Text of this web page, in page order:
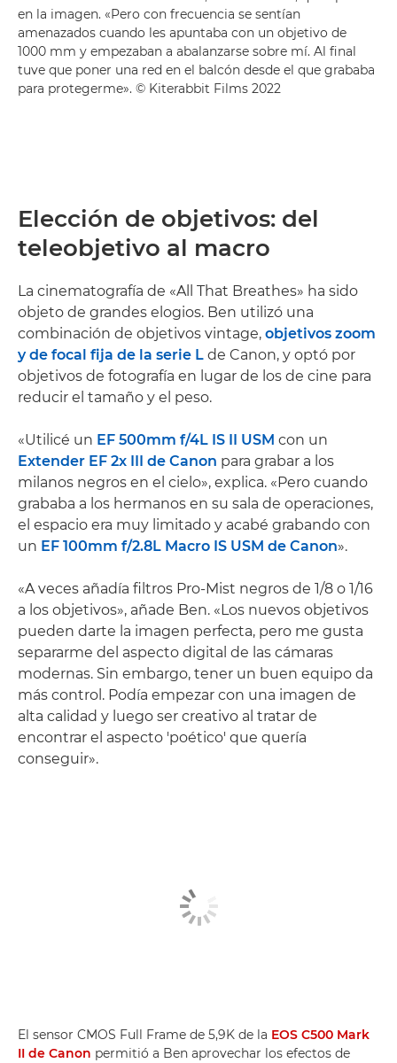
en la imagen. «Pero con frecuencia se sentían
amenazados cuando les apuntaba con un objetivo de
1000 mm y empezaban a abalanzarse sobre mí. Al final
tuve que poner una red en el balcón desde el que grababa
para protegerme». © Kiterabbit Films 2022
Elección de objetivos: del
teleobjetivo al macro
La cinematografía de «All That Breathes» ha sido
objeto de grandes elogios. Ben utilizó una
combinación de objetivos vintage, objetivos zoom
y de focal fija de la serie L de Canon, y optó por
objetivos de fotografía en lugar de los de cine para
reducir el tamaño y el peso.
«Utilicé un EF 500mm f/4L IS II USM con un
Extender EF 2x III de Canon para grabar a los
milanos negros en el cielo», explica. «Pero cuando
grababa a los hermanos en su sala de operaciones,
el espacio era muy limitado y acabé grabando con
un EF 100mm f/2.8L Macro IS USM de Canon».
«A veces añadía filtros Pro-Mist negros de 1/8 o 1/16
a los objetivos», añade Ben. «Los nuevos objetivos
pueden darte la imagen perfecta, pero me gusta
separarme del aspecto digital de las cámaras
modernas. Sin embargo, tener un buen equipo da
más control. Podía empezar con una imagen de
alta calidad y luego ser creativo al tratar de
encontrar el aspecto 'poético' que quería
conseguir».
El sensor CMOS Full Frame de 5,9K de la EOS C500 Mark
II de Canon permitió a Ben aprovechar los efectos de